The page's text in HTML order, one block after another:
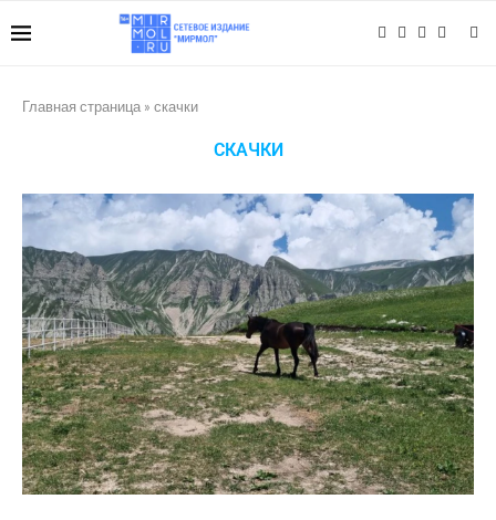
Главная страница » скачки
СКАЧКИ